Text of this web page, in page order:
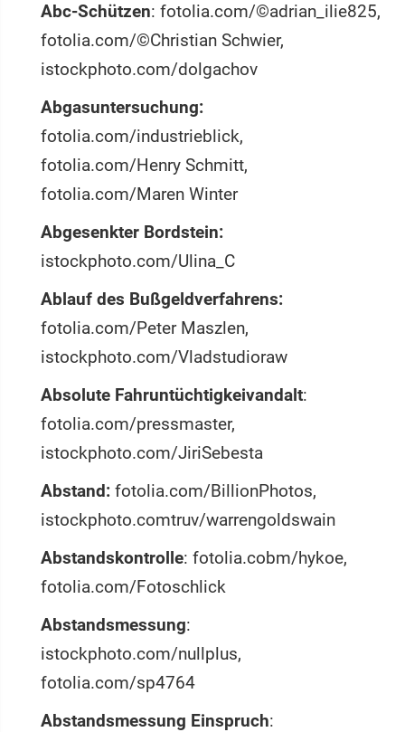
Abc-Schützen: fotolia.com/©adrian_ilie825,
fotolia.com/©Christian Schwier,
istockphoto.com/dolgachov
Abgasuntersuchung:
fotolia.com/industrieblick,
fotolia.com/Henry Schmitt,
fotolia.com/Maren Winter
Abgesenkter Bordstein:
istockphoto.com/Ulina_C
Ablauf des Bußgeldverfahrens:
fotolia.com/Peter Maszlen,
istockphoto.com/Vladstudioraw
Absolute Fahruntüchtigkeivandalt:
fotolia.com/pressmaster,
istockphoto.com/JiriSebesta
Abstand: fotolia.com/BillionPhotos,
istockphoto.comtruv/warrengoldswain
Abstandskontrolle: fotolia.cobm/hykoe,
fotolia.com/Fotoschlick
Abstandsmessung:
istockphoto.com/nullplus,
fotolia.com/sp4764
Abstandsmessung Einspruch: